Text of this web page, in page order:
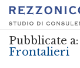
Pubblicate a:
Frontalieri